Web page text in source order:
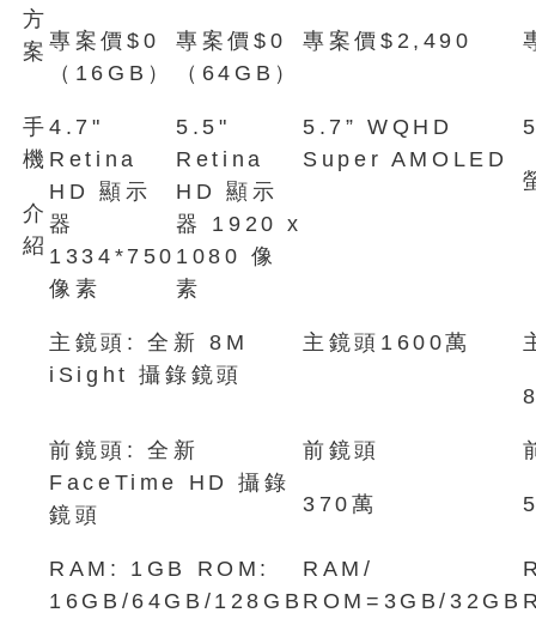
方
案 專案價$0
（16GB）
專案價$0
（64GB）
專案價$2,490
手
機
介
紹
4.7"
Retina
HD 顯示
器
1334*750
像素
5.5"
Retina
HD 顯示
器 1920 x
1080 像
素
5.7” WQHD
Super AMOLED
主鏡頭: 全新 8M
iSight 攝錄鏡頭
主鏡頭1600萬
前鏡頭: 全新
FaceTime HD 攝錄
鏡頭
前鏡頭
370萬
RAM: 1GB ROM:
16GB/64GB/128GB
RAM/
ROM=3GB/32GB